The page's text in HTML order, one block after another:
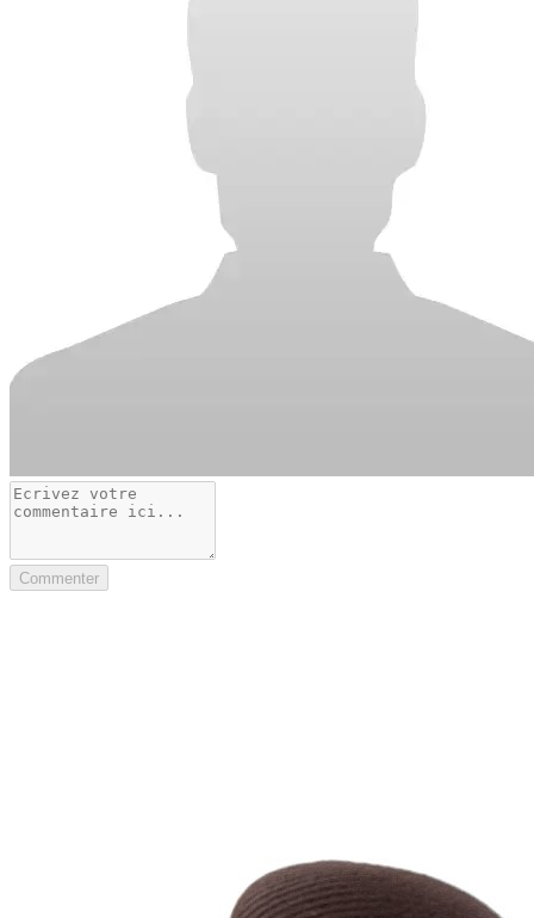
Commenter